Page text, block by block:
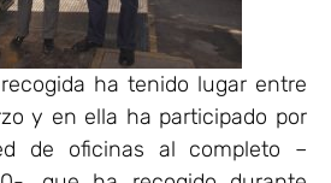
ha tenido lugar entre
y en ella ha participado por
de oficinas al completo –